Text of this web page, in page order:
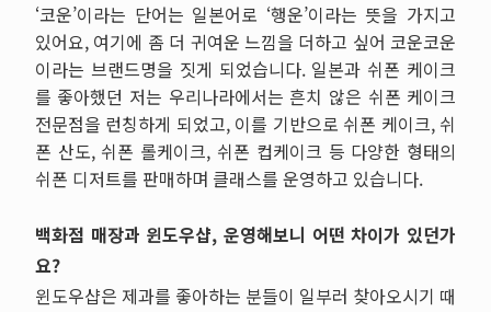
‘코운’이라는 단어는 일본어로 ‘행운’이라는 뜻을 가지고
있어요, 여기에 좀 더 귀여운 느낌을 더하고 싶어 코운코운
이라는 브랜드명을 짓게 되었습니다. 일본과 쉬폰 케이크
를 좋아했던 저는 우리나라에서는 흔치 않은 쉬폰 케이크
전문점을 런칭하게 되었고, 이를 기반으로 쉬폰 케이크, 쉬
폰 산도, 쉬폰 롤케이크, 쉬폰 컵케이크 등 다양한 형태의
쉬폰 디저트를 판매하며 클래스를 운영하고 있습니다.
백화점 매장과 윈도우샵, 운영해보니 어떤 차이가 있던가
요?
윈도우샵은 제과를 좋아하는 분들이 일부러 찾아오시기 때